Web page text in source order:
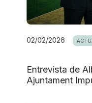
02/02/2026
Entrevista de
Ajuntament